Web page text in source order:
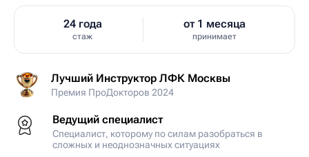
24 года
стаж
от 1 месяца
принимает
Лучший Инструктор ЛФК Москвы
Премия ПроДокторов 2024
Ведущий специалист
Специалист, которому по силам разобраться в
сложных и неоднозначных ситуациях